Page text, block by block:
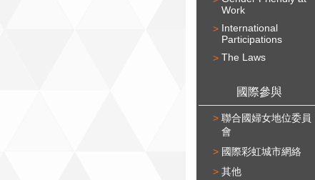
Work
International
Participations
The Laws
國際參與
聯合國婦女地位委員
會
國際彩虹城市網絡
其他